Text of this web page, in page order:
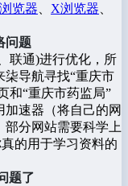
览器 X浏览器
问题
联通)进行优化，所
柒导航寻找“重庆市
和“重庆市药监局”
速器（将自己的网
分网站需要科学上
的用于学习资料的
题了